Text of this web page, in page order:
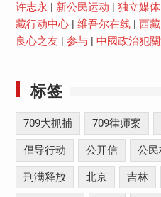
许志永
新公民运动 独立媒体
藏行动中心| 维吾尔在线| 西
良心之友
参与| 中國政治犯
标签
709大抓捕 709律师案
倡导行动 公开信 公民
刑满释放 北京 吉林